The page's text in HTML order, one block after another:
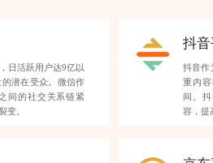
日活跃用户达9亿以
的潜在受众。微信作
间的社交关系链紧
变。
抖音
抖音作
重内
间。
容，提